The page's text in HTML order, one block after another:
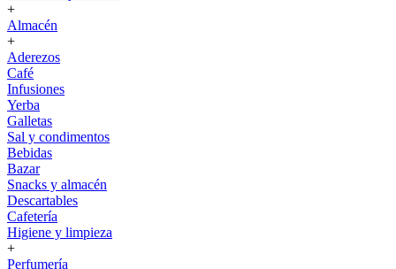
+
Almacén
+
Aderezos
Café
Infusiones
Yerba
Galletas
Sal y condimentos
Bebidas
Bazar
Snacks y almacén
Descartables
Cafetería
Higiene y limpieza
+
Perfumería